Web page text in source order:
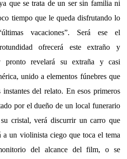
que se trata de un ser sin familia ni
tiempo que le queda disfrutando lo
vacaciones”. Será ese el
ofrecerá este extraño y
revelará su extraña y casi
unido a elementos fúnebres que
instantes del relato. En esos primeros
por el dueño de un local funerario
cristal, verá discurrir un carro que
a un violinista ciego que toca el tema
del alcance del film, o se